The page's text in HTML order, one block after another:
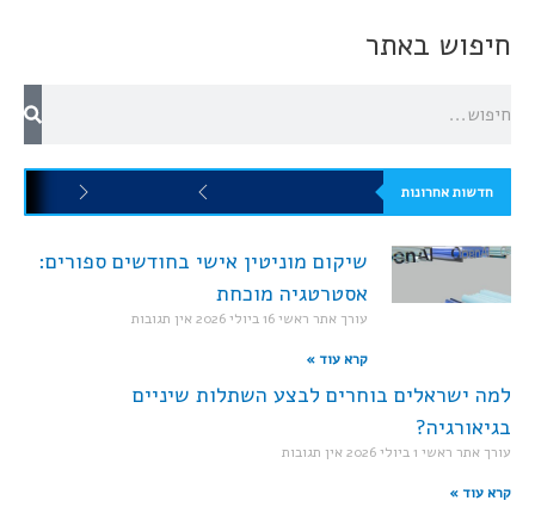
חיפוש באתר
חדשות אחרונות
שיקום מוניטין אישי בחודשים ספורים:
אסטרטגיה מוכחת
עורך אתר ראשי16 ביולי 2026 אין תגובות
קרא עוד »
למה ישראלים בוחרים לבצע השתלות שיניים
בגיאורגיה?
עורך אתר ראשי 1 ביולי 2026 אין תגובות
קרא עוד »